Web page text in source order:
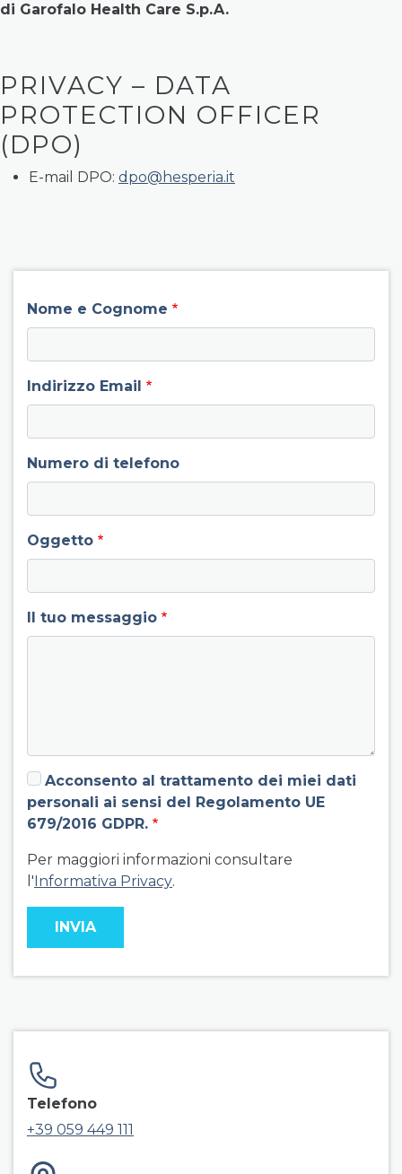
di Garofalo Health Care S.p.A.
PRIVACY – DATA
PROTECTION OFFICER
(DPO)
E-mail DPO: dpo@hesperia.it
field group left
Nome e Cognome
Indirizzo Email
Numero di telefono
Oggetto
Il tuo messaggio
Acconsento al trattamento dei miei dati
personali ai sensi del Regolamento UE
679/2016 GDPR.
Per maggiori informazioni consultare
l'Informativa Privacy.
field group right
Telefono
+39 059 449 111